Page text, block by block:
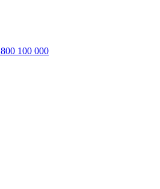
800 100 000